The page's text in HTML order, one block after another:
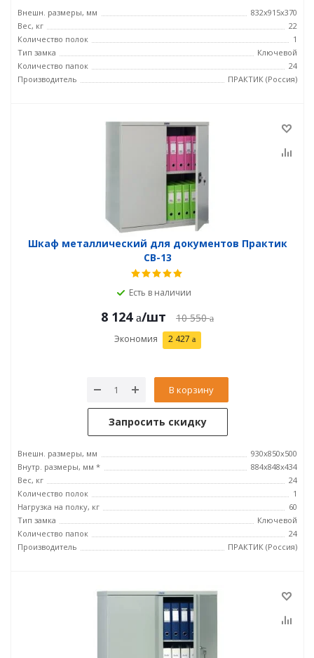
Внешн. размеры, мм
832x915x370
Вес, кг
22
Количество полок
1
Тип замка
Ключевой
Количество папок
24
Производитель
ПРАКТИК (Россия)
Шкаф металлический для документов Практик
СВ-13
Есть в наличии
8 124 /шт 10 550
Экономия 2 427
В корзину
Запросить скидку
Внешн. размеры, мм
930x850x500
Внутр. размеры, мм *
884x848x434
Вес, кг
24
Количество полок
1
Нагрузка на полку, кг
60
Тип замка
Ключевой
Количество папок
24
Производитель
ПРАКТИК (Россия)